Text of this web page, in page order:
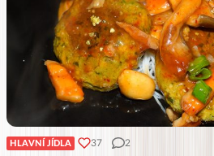
HLAVNÍ JÍDLA 37 2